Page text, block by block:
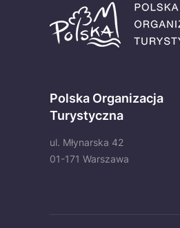
Polska Organizacja
Turystyczna
ul. Młynarska 42
01-171 Warszawa